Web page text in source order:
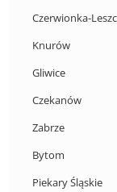
Czerwionka-
Knurów
Gliwice
Czekanów
Zabrze
Bytom
Piekary Śląskie